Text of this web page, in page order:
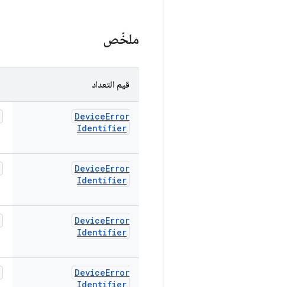
ملخّص
قيم التعداد
DeviceError
Identifier
DeviceError
Identifier
DeviceError
Identifier
DeviceError
Identifier